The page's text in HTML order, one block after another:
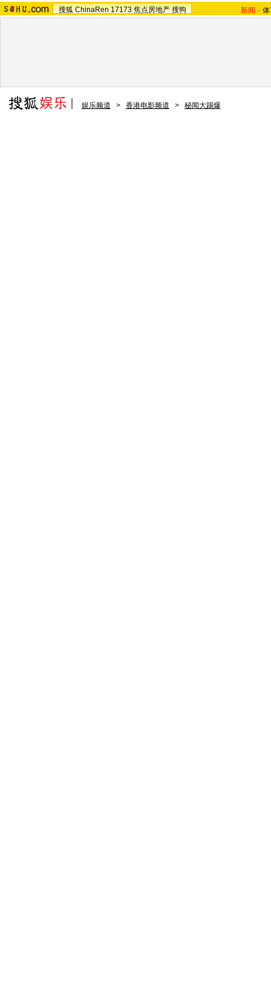
搜狐 ChinaRen 17173 焦点房地产 搜狗 新闻 -
娱乐频道 > 香港电影频道 > 秘闻大踢爆